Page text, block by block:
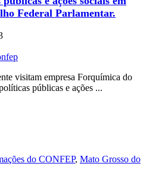
Federal Parlamentar.
visitam empresa Forquímica do
públicas e ações ...
do CONFEP, Mato Grosso do